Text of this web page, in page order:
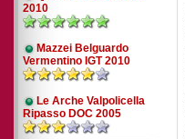
2010
Mazzei Belguardo
Vermentino IGT 2010
Le Arche Valpolicella
Ripasso DOC 2005